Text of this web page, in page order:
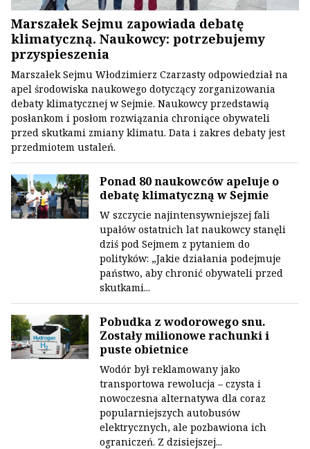
Marszałek Sejmu zapowiada debatę
klimatyczną. Naukowcy: potrzebujemy
przyspieszenia
Marszałek Sejmu Włodzimierz Czarzasty odpowiedział na
apel środowiska naukowego dotyczący zorganizowania
debaty klimatycznej w Sejmie. Naukowcy przedstawią
posłankom i posłom rozwiązania chroniące obywateli
przed skutkami zmiany klimatu. Data i zakres debaty jest
przedmiotem ustaleń.
Ponad 80 naukowców apeluje o
debatę klimatyczną w Sejmie
W szczycie najintensywniejszej fali
upałów ostatnich lat naukowcy stanęli
dziś pod Sejmem z pytaniem do
polityków: „Jakie działania podejmuje
państwo, aby chronić obywateli przed
skutkami...
Pobudka z wodorowego snu.
Zostały milionowe rachunki i
puste obietnice
Wodór był reklamowany jako
transportowa rewolucja – czysta i
nowoczesna alternatywa dla coraz
popularniejszych autobusów
elektrycznych, ale pozbawiona ich
ograniczeń. Z dzisiejszej...